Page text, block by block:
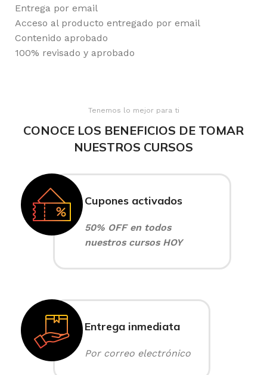
Entrega por email
Acceso al producto entregado por email
Contenido aprobado
100% revisado y aprobado
Tenemos lo mejor para ti
CONOCE LOS BENEFICIOS DE TOMAR
NUESTROS CURSOS
Cupones activados
50% OFF en todos
nuestros cursos HOY
Entrega inmediata
Por correo electrónico